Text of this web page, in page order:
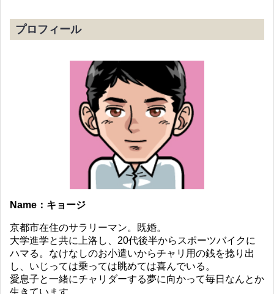
プロフィール
Name：キョージ
京都市在住のサラリーマン。既婚。
大学進学と共に上洛し、20代後半からスポーツバイクに
ハマる。なけなしのお小遣いからチャリ用の銭を捻り出
し、いじっては乗っては眺めては喜んでいる。
愛息子と一緒にチャリダーする夢に向かって毎日なんとか
生きています。